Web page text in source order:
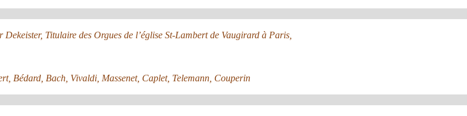
Titulaire des Orgues de l’église St-Lambert de Vaugirard à Paris,
Bédard, Bach, Vivaldi, Massenet, Caplet, Telemann, Couperin